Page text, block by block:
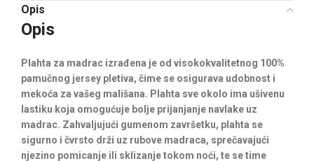
Opis
Opis
Plahta za madrac izrađena je od visokokvalitetnog 100%
pamučnog jersey pletiva, čime se osigurava udobnost i
mekoća za vašeg mališana. Plahta sve okolo ima ušivenu
lastiku koja omogućuje bolje prijanjanje navlake uz
madrac. Zahvaljujući gumenom završetku, plahta se
sigurno i čvrsto drži uz rubove madraca, sprečavajući
njezino pomicanje ili sklizanje tokom noći, te se time